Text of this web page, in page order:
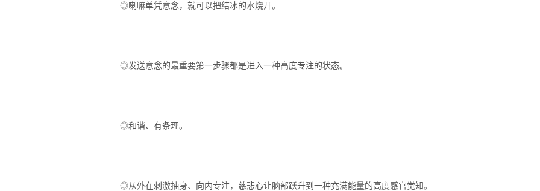
◎喇嘛单凭意念，就可以把结冰的水烧开。
◎发送意念的最重要第一步骤都是进入一种高度专注的状态。
◎和谐、有条理。
◎从外在刺激抽身、向内专注，慈悲心让脑部跃升到一种充满能量的高度感官觉知。